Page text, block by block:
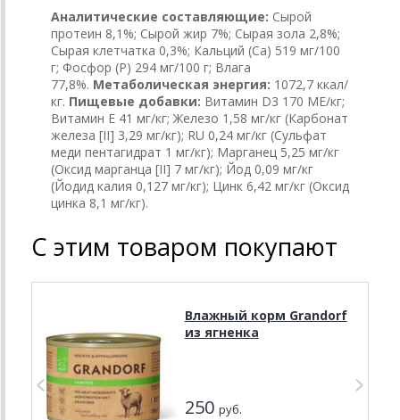
Аналитические составляющие: Сырой
протеин 8,1%; Сырой жир 7%; Сырая зола 2,8%;
Сырая клетчатка 0,3%; Кальций (Са) 519 мг/100
г; Фосфор (P) 294 мг/100 г; Влага
77,8%. Метаболическая энергия: 1072,7 ккал/
кг. Пищевые добавки: Витамин D3 170 МЕ/кг;
Витамин E 41 мг/кг; Железо 1,58 мг/кг (Карбонат
железа [II] 3,29 мг/кг); RU 0,24 мг/кг (Сульфат
меди пентагидрат 1 мг/кг); Марганец 5,25 мг/кг
(Оксид марганца [II] 7 мг/кг); Йод 0,09 мг/кг
(Йодид калия 0,127 мг/кг); Цинк 6,42 мг/кг (Оксид
цинка 8,1 мг/кг).
С этим товаром покупают
Влажный корм Grandorf
из ягненка
250 руб.